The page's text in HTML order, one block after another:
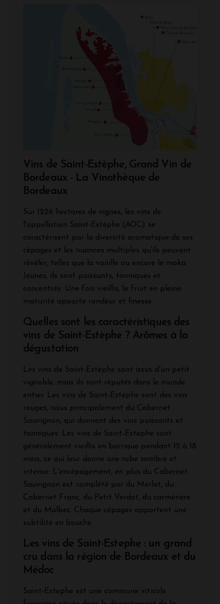
Vins de Saint-Estèphe, Grand Vin de
Bordeaux - La Vinothèque de
Bordeaux
Sur 1226 hectares de vignes, les vins de
l'appellation Saint-Estèphe (AOC) se
caractérisent par la diversité aromatique de ses
cépages et les nuances multiples qu’ils peuvent
révéler, telles que la vanille ou encore le moka.
Jeunes, ils sont puissants, tanniques et
concentrés. Une fois vieillis, le fruit en pleine
maturité apporte rondeur et finesse.
Quelles sont les caractéristiques des
vins de Saint-Estèphe ? Arômes à la
dégustation
Les vins de Saint-Estèphe sont issus d'un petit
vignoble, mais ils sont réputés dans le monde
entier. Les vins de Saint-Estephe sont des vins
rouges, issus principalement du Cabernet
Sauvignon, qui donnent des vins puissants et
tanniques. Les vins de Saint-Estephe sont
généralement vieillis en barrique pendant 12 à 18
mois, ce qui leur donne une robe sombre et
intense. L'encépagement, en plus du Cabernet
Sauvignon est complété par du Merlot, du
Cabernet Franc, du Petit Verdot, du carménère
et du Malbec. Chaque cépages apportent une
subtilité en bouche.
Les vins de Saint-Estephe : un grand
cru dans la région de Bordeaux et du
Médoc
Saint-Estephe est une commune viticole